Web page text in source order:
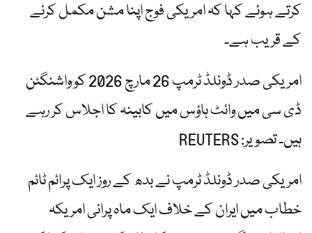
کرتے ہوئے کہا کہ امریکی فوج اپنا مشن مکمل کرنے
کے قریب ہے۔
امریکی صدر ڈونلڈ ٹرمپ 26 مارچ 2026 کو واشنگٹن
ڈی سی میں وائٹ ہاؤس میں کابینہ کا اجلاس کر رہے
ہیں۔ تصویر: REUTERS
امریکی صدر ڈونلڈ ٹرمپ نے بدھ کے روز ایک پرائم ٹائم
خطاب میں ایران کے خلاف ایک ماہ پرانی امریکہ